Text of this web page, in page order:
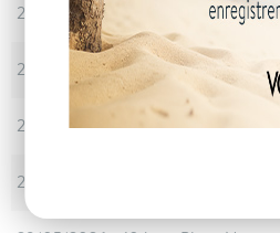
29/05/2026 - 10 km - Gris Squale -
29/05/2026 - 10 km - Gris Squale -
29/05/2026 - 10 km - Gris Argile -
29/05/2026 - 10 km - Noir Kuro -